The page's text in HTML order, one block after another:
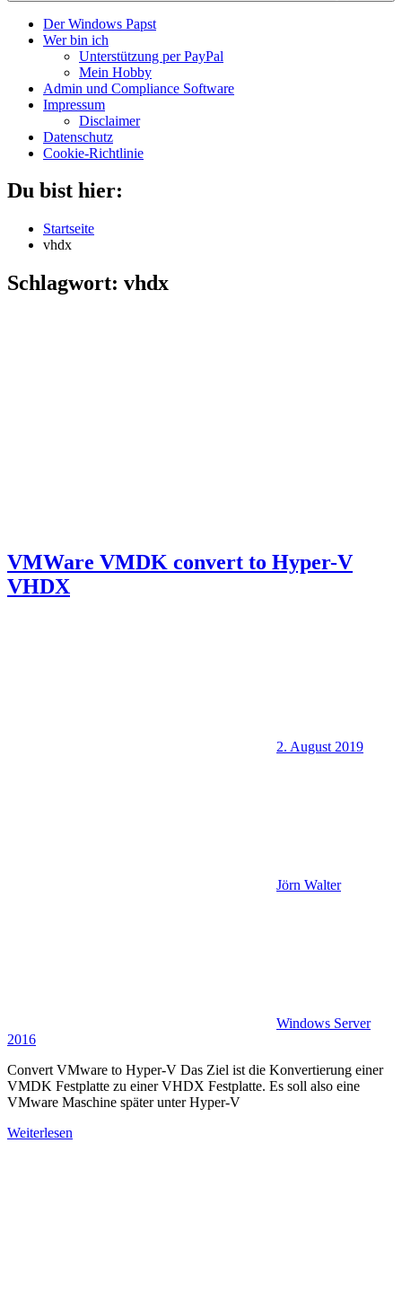
Der Windows Papst
Wer bin ich
Unterstützung per PayPal
Mein Hobby
Admin und Compliance Software
Impressum
Disclaimer
Datenschutz
Cookie-Richtlinie
Du bist hier:
Startseite
vhdx
Schlagwort: vhdx
VMWare VMDK convert to Hyper-V
VHDX
2. August 2019
Jörn Walter
Windows Server
2016
Convert VMware to Hyper-V Das Ziel ist die Konvertierung einer
VMDK Festplatte zu einer VHDX Festplatte. Es soll also eine
VMware Maschine später unter Hyper-V
Weiterlesen